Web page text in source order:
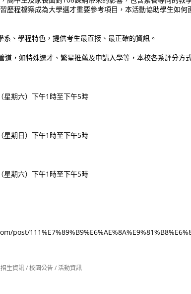
歷程檔案成為大學選才重要參考項目，本活動協助學生如何
、學程特色，提供考生最直接、最正確的資訊。
道，如特殊選才、繁星推薦及申請入學等，本校各系評分方
星期六）下午1時至下午5時
星期日）下午1時至下午5時
星期六）下午1時至下午5時
post/
招生資訊/校園公告/活動資訊